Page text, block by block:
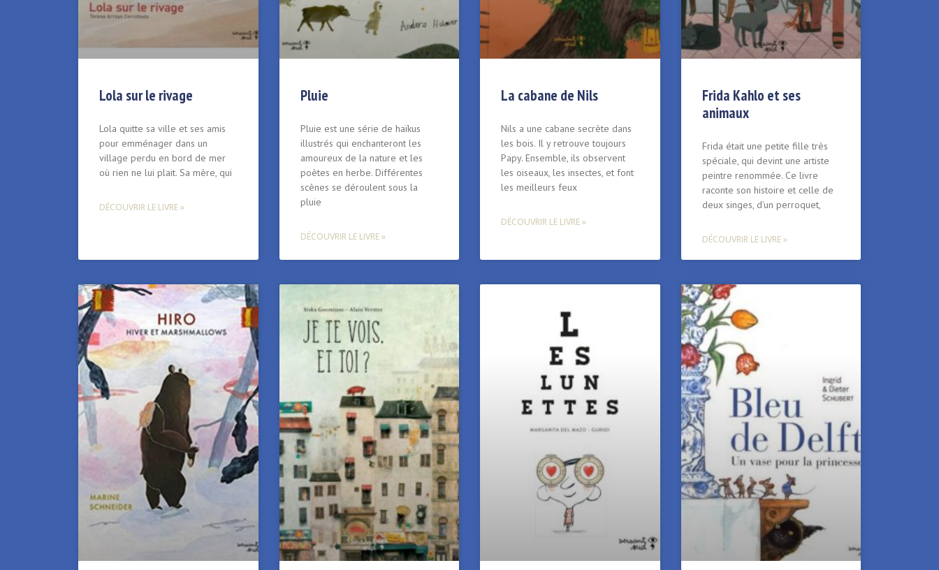
Lola sur le rivage
Lola quitte sa ville et ses amis
pour emménager dans un
village perdu en bord de mer
où rien ne lui plait. Sa mère, qui
DÉCOUVRIR LE LIVRE »
Pluie
Pluie est une série de haïkus
illustrés qui enchanteront les
amoureux de la nature et les
poètes en herbe. Différentes
scènes se déroulent sous la
pluie
DÉCOUVRIR LE LIVRE »
La cabane de Nils
Nils a une cabane secrète dans
les bois. Il y retrouve toujours
Papy. Ensemble, ils observent
les oiseaux, les insectes, et font
les meilleurs feux
DÉCOUVRIR LE LIVRE »
Frida Kahlo et ses
animaux
Frida était une petite fille très
spéciale, qui devint une artiste
peintre renommée. Ce livre
raconte son histoire et celle de
deux singes, d’un perroquet,
DÉCOUVRIR LE LIVRE »